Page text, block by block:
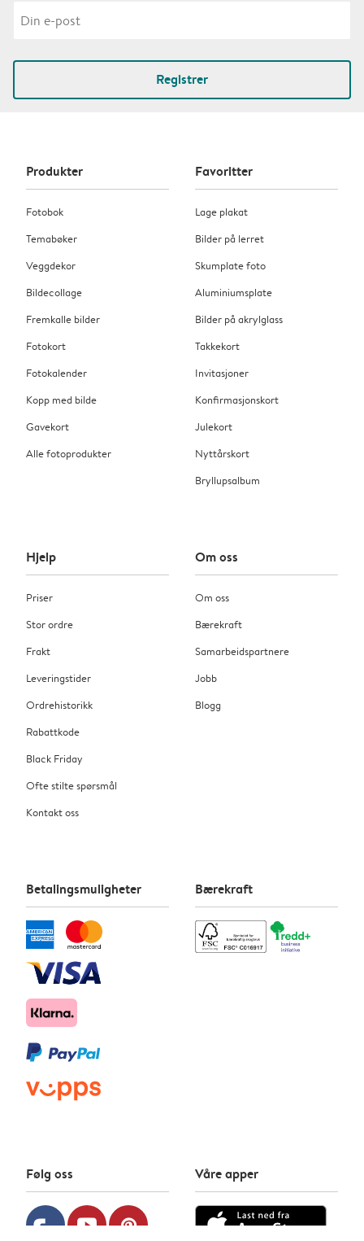
Registrer
Produkter
Fotobok
Temabøker
Veggdekor
Bildecollage
Fremkalle bilder
Fotokort
Fotokalender
Kopp med bilde
Gavekort
Alle fotoprodukter
Favoritter
Lage plakat
Bilder på lerret
Skumplate foto
Aluminiumsplate
Bilder på akrylglass
Takkekort
Invitasjoner
Konfirmasjonskort
Julekort
Nyttårskort
Bryllupsalbum
Hjelp
Priser
Stor ordre
Frakt
Leveringstider
Ordrehistorikk
Rabattkode
Black Friday
Ofte stilte spørsmål
Kontakt oss
Om oss
Om oss
Bærekraft
Samarbeidspartnere
Jobb
Blogg
Betalingsmuligheter Bærekraft
Følg oss
facebook youtube pinterest
Våre apper